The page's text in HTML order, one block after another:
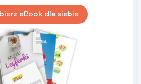
eBook dla siebie